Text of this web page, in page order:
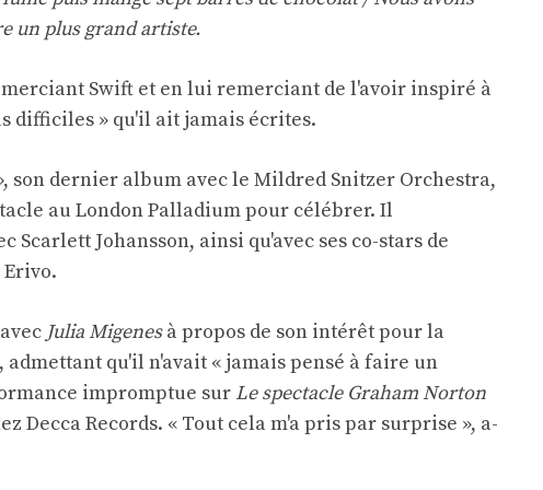
un plus grand artiste.
Swift et en lui remerciant de l'avoir inspiré à
difficiles » qu'il ait jamais écrites.
son dernier album avec le Mildred Snitzer Orchestra,
au London Palladium pour célébrer. Il
Johansson, ainsi qu'avec ses co-stars de
Julia Migenesà propos de son intérêt pour la
admettant qu'il n'avait « jamais pensé à faire un
impromptue sur Le spectacle Graham Norton
Decca Records. « Tout cela m'a pris par surprise », a-